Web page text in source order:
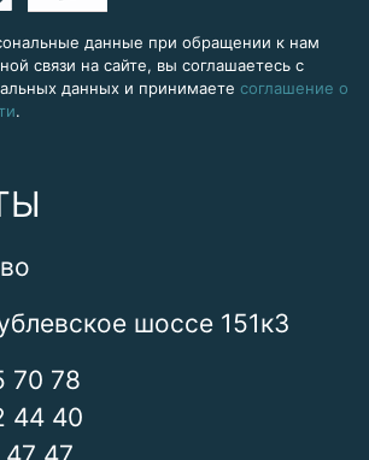
данные при обращении к нам
связи на сайте, вы соглашаетесь с
данных и принимаете соглашение о
.
шоссе 151к3
70 78
44 40